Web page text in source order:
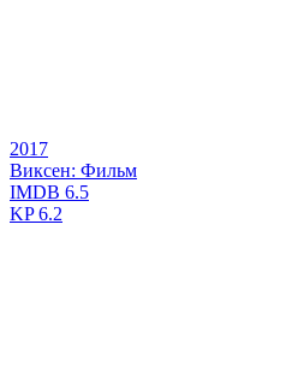
2017
Виксен: Фильм
IMDB 6.5
KP6.2